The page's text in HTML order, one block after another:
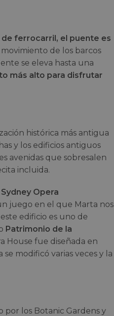
ferrocarril, el puente es
de los barcos
se eleva hasta una
más alto para disfrutar
histórica más antigua
y los edificios antiguos
avenidas que sobresalen
incluida.
Sydney Opera
juego en el que Marta nos
edificio es uno de
Patrimonio de la
House fue diseñada en
modificó varias veces y la
por los Botanic Gardens y